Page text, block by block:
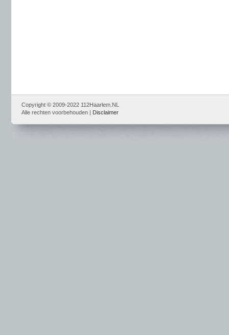
Copyright © 2009-2022 112Haarlem.NL
Alle rechten voorbehouden | Disclaimer